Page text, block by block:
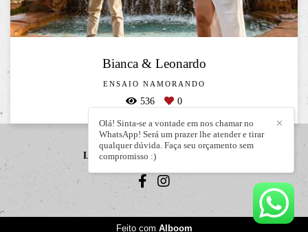
Bianca & Leonardo
ENSAIO NAMORANDO
536 0
LIZANDRO JÚNIOR
✕
Olá! Sinta-se a vontade em nos chamar no
WhatsApp! Será um prazer lhe atender e tirar
qualquer dúvida. Faça seu orçamento sem
compromisso :)
Feito com Alboom